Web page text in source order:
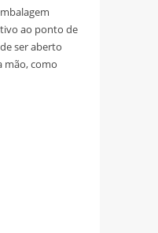
ao ponto de
ser aberto
mão, como